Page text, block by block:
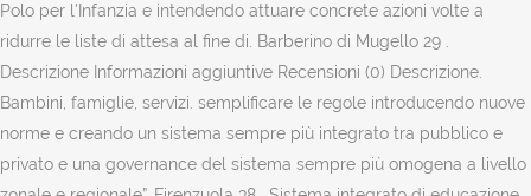
Polo per l'Infanzia e intendendo attuare concrete azioni volte a
ridurre le liste di attesa al fine di. Barberino di Mugello 29 .
Descrizione Informazioni aggiuntive Recensioni (0) Descrizione.
Bambini, famiglie, servizi. semplificare le regole introducendo nuove
norme e creando un sistema sempre più integrato tra pubblico e
privato e una governance del sistema sempre più omogena a livello